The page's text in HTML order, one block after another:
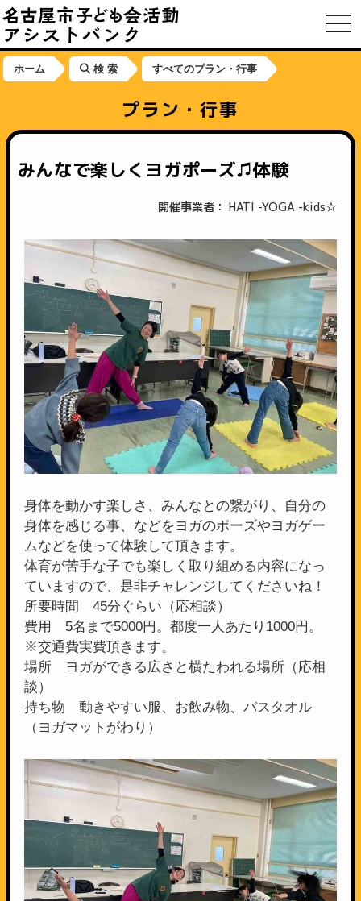
ホーム 検 索 すべてのプラン・行事
プラン・行事
みんなで楽しくヨガポーズ♫体験
開催事業者： HATI -YOGA -kids☆
身体を動かす楽しさ、みんなとの繋がり、自分の
身体を感じる事、などをヨガのポーズやヨガゲー
ムなどを使って体験して頂きます。
体育が苦手な子でも楽しく取り組める内容になっ
ていますので、是非チャレンジしてくださいね！
所要時間 45分ぐらい（応相談）
費用 5名まで5000円。都度一人あたり1000円。
※交通費実費頂きます。
場所 ヨガができる広さと横たわれる場所（応相
談）
持ち物 動きやすい服、お飲み物、バスタオル
（ヨガマットがわり）